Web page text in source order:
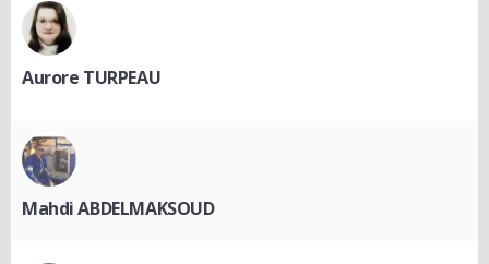
Aurore TURPEAU
Mahdi ABDELMAKSOUD